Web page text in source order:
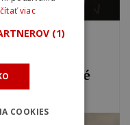
ktoré
viac
(1)
COOKIES